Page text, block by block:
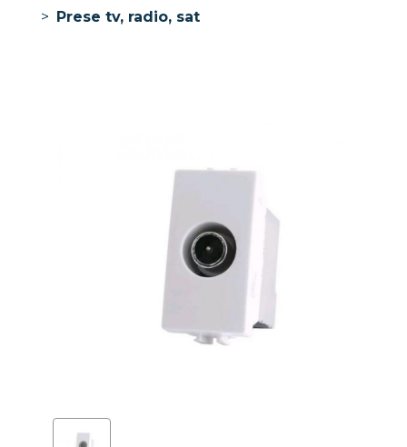
> Prese tv, radio, sat